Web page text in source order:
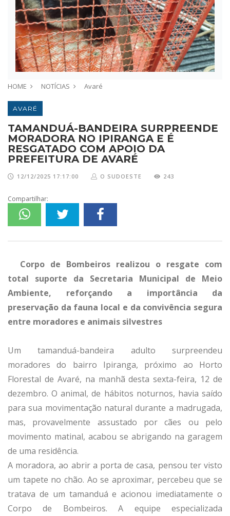
HOME NOTÍCIAS Avaré
AVARÉ
TAMANDUÁ-BANDEIRA SURPREENDE
MORADORA NO IPIRANGA E É
RESGATADO COM APOIO DA
PREFEITURA DE AVARÉ
12/12/2025 17:17:00 O SUDOESTE 243
Compartilhar:
Corpo de Bombeiros realizou o resgate com
total suporte da Secretaria Municipal de Meio
Ambiente, reforçando a importância da
preservação da fauna local e da convivência segura
entre moradores e animais silvestres
Um tamanduá-bandeira adulto surpreendeu
moradores do bairro Ipiranga, próximo ao Horto
Florestal de Avaré, na manhã desta sexta-feira, 12 de
dezembro. O animal, de hábitos noturnos, havia saído
para sua movimentação natural durante a madrugada,
mas, provavelmente assustado por cães ou pelo
movimento matinal, acabou se abrigando na garagem
de uma residência.
A moradora, ao abrir a porta de casa, pensou ter visto
um tapete no chão. Ao se aproximar, percebeu que se
tratava de um tamanduá e acionou imediatamente o
Corpo de Bombeiros. A equipe especializada